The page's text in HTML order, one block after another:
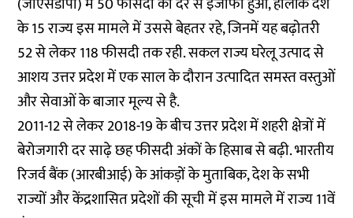
के 15 राज्य इस मामले में उससे बेहतर रहे, जिनमें यह बढ़ोतरी
52 से लेकर 118 फीसदी तक रही. सकल राज्य घरेलू उत्पाद से
आशय उत्तर प्रदेश में एक साल के दौरान उत्पादित समस्त वस्तुओं
और सेवाओं के बाजार मूल्य से है.
2011-12 से लेकर 2018-19 के बीच उत्तर प्रदेश में शहरी क्षेत्रों में
बेरोजगारी दर साढ़े छह फीसदी अंकों के हिसाब से बढ़ी. भारतीय
रिजर्व बैंक (आरबीआई) के आंकड़ों के मुताबिक, देश के सभी
राज्यों और केंद्रशासित प्रदेशों की सूची में इस मामले में राज्य 11वें